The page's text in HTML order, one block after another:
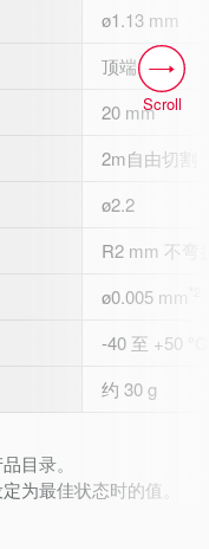
ø1.13 mm
顶端
20 mm
2m自由切割
ø2.2
R2 mm 不弯
ø0.005 mm
-40 至 +50 °C
约 30 g
目录。
为最佳状态时的值。
Scroll